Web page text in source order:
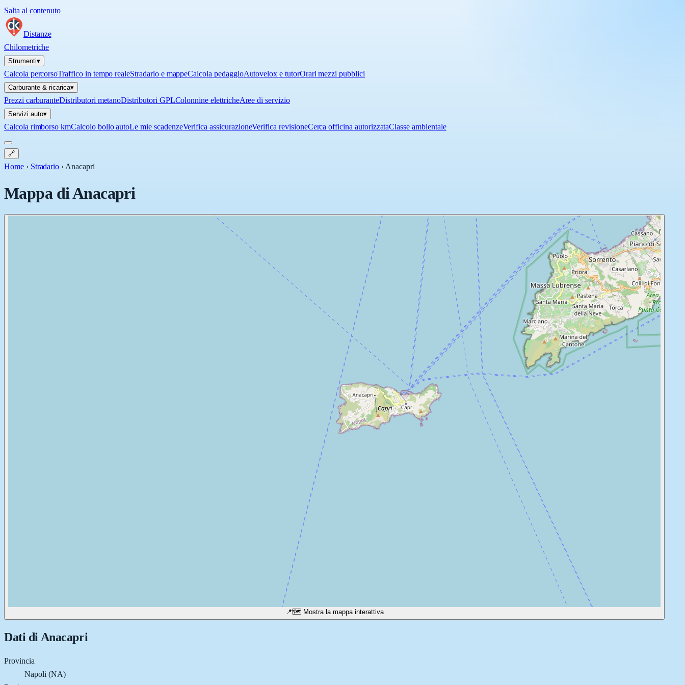
Salta al contenuto
Distanze
Chilometriche
Strumenti▾
Calcola percorsoTraffico in tempo realeStradario e mappeCalcola pedaggioAutovelox e tutorOrari mezzi pubblici
Carburante & ricarica▾
Prezzi carburanteDistributori metanoDistributori GPLColonnine elettricheAree di servizio
Servizi auto▾
Calcola rimborso kmCalcolo bollo autoLe mie scadenzeVerifica assicurazioneVerifica revisioneCerca officina autorizzataClasse ambientale
🔗
Home › Stradario › Anacapri
Mappa diAnacapri
📍🗺️ Mostra la mappa interattiva
Dati di Anacapri
Provincia
Napoli (NA)